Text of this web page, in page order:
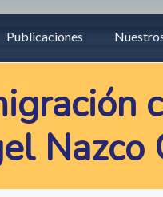
Publicaciones
Nazco